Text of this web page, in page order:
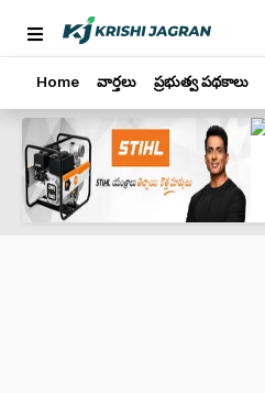
Home వార్తలు ప్రభుత్వ పథకాలు